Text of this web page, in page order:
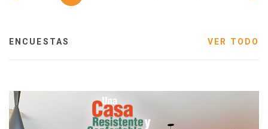
ENCUESTAS VER TODO